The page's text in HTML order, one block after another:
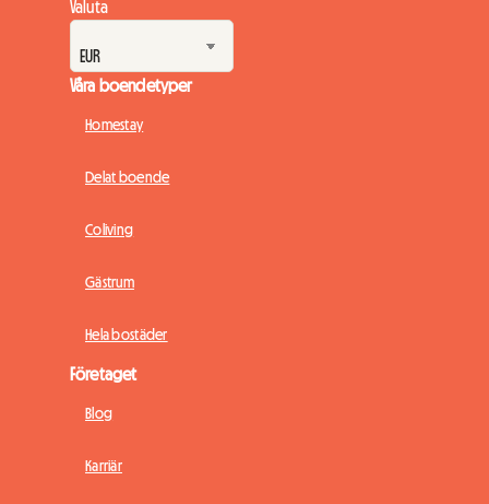
Valuta
Våra boendetyper
Homestay
Delat boende
Coliving
Gästrum
Hela bostäder
Företaget
Blog
Karriär